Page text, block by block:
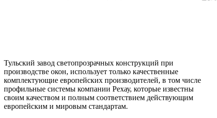
Тульский завод светопрозрачных конструкций при
производстве окон, использует только качественные
комплектующие европейских производителей, в том числе
профильные системы компании Рехау, которые известны
своим качеством и полным соответствием действующим
европейским и мировым стандартам.